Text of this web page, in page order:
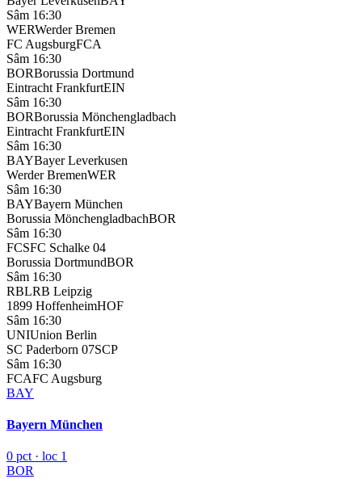
Sâm 16:30
WERWerder Bremen
FC AugsburgFCA
Sâm 16:30
BORBorussia Dortmund
Eintracht FrankfurtEIN
Sâm 16:30
BORBorussia Mönchengladbach
Eintracht FrankfurtEIN
Sâm 16:30
BAYBayer Leverkusen
Werder BremenWER
Sâm 16:30
BAYBayern München
Borussia MönchengladbachBOR
Sâm 16:30
FCSFC Schalke 04
Borussia DortmundBOR
Sâm 16:30
RBLRB Leipzig
1899 HoffenheimHOF
Sâm 16:30
UNIUnion Berlin
SC Paderborn 07SCP
Sâm 16:30
FCAFC Augsburg
BAY
Bayern München
0 pct · loc 1
BOR